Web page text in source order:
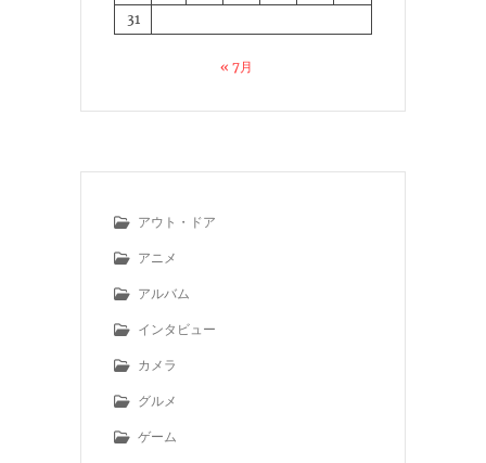
31
« 7月
アウト・ドア
アニメ
アルバム
インタビュー
カメラ
グルメ
ゲーム